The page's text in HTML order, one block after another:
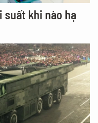
suất khi nào hạ